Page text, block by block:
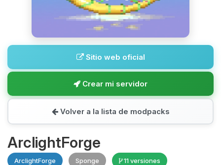
Sitio web oficial
Crear mi servidor
Volver a la lista de modpacks
ArclightForge
ArclightForge Sponge 11 versiones